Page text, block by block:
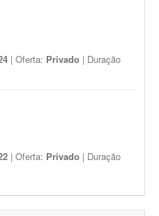
| Oferta: Privado | Duração
| Oferta: Privado | Duração